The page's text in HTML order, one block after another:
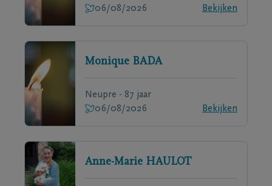
06/08/2026
Bekijken
Monique BADA
Neupre - 87 jaar
06/08/2026
Bekijken
Anne-Marie HAULOT